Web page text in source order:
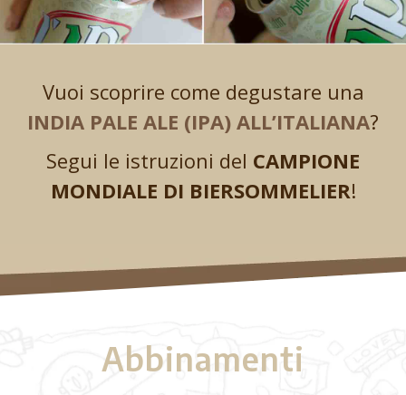
Vuoi scoprire come degustare una
INDIA PALE ALE (IPA) ALL’ITALIANA?
Segui le istruzioni del CAMPIONE
MONDIALE DI BIERSOMMELIER!
Abbinamenti